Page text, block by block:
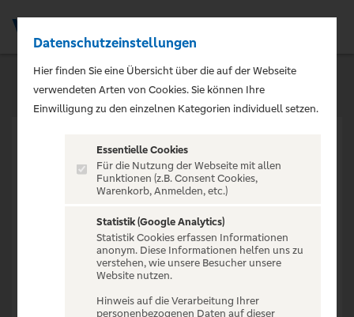
VERANSTALTUNG NICHT
GEFUNDEN
Datenschutzeinstellungen
Hier finden Sie eine Übersicht über die auf der Webseite
verwendeten Arten von Cookies. Sie können Ihre
Einwilligung zu den einzelnen Kategorien individuell setzen.
Essentielle Cookies
Für die Nutzung der Webseite mit allen
Funktionen (z.B. Consent Cookies,
Warenkorb, Anmelden, etc.)
Statistik (Google Analytics)
Statistik Cookies erfassen Informationen
anonym. Diese Informationen helfen uns zu
verstehen, wie unsere Besucher unsere
Website nutzen.
Hinweis auf die Verarbeitung Ihrer
personenbezogenen Daten auf dieser